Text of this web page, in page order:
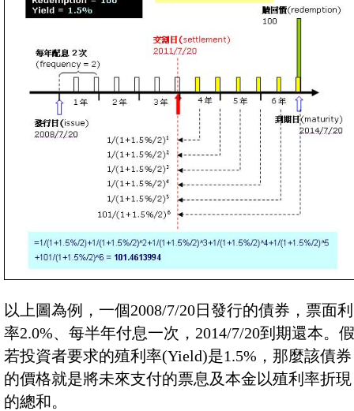
以上圖為例，一個2008/7/20日發行的債券，票面利
率2.0%、每半年付息一次，2014/7/20到期還本。假
若投資者要求的殖利率(Yield)是1.5%，那麼該債券
的價格就是將未來支付的票息及本金以殖利率折現
的總和。